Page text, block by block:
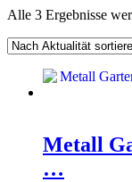
Alle 3 Ergebnisse
Metall
…